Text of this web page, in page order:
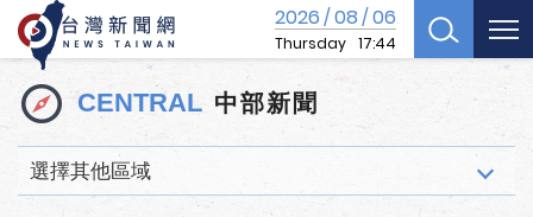
2026/08/06
Thursday 17:44
CENTRAL 中部新聞
選擇其他區域